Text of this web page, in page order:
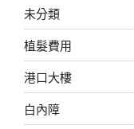
未分類
植髮費用
港口大樓
白內障